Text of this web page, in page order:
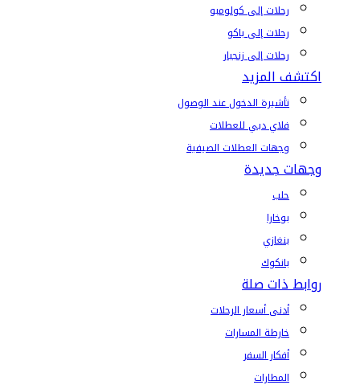
رحلات إلى كولومبو
رحلات إلى باكو
رحلات إلى زنجبار
اكتشف المزيد
تأشيرة الدخول عند الوصول
فلاي دبي للعطلات
وجهات العطلات الصيفية
وجهات جديدة
حلب
بوخارا
بنغازي
بانكوك
روابط ذات صلة
أدنى أسعار الرحلات
خارطة المسارات
أفكار السفر
المطارات